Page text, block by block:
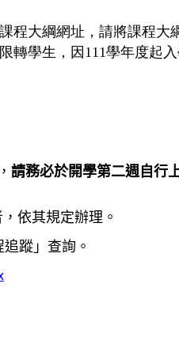
程大綱網址，請將課程大
轉學生，因111學年度起
請務必於開學第二週自行
依其規定辦理。
蹤」查詢。